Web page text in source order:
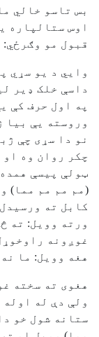
بس تاسو خالي
اوس ستالپاره
قبول مو وګرځي:
وايي د یو سړي
داسې خلک ډیر
په اول حرف کې
وروسته یې بیا
نو دا سړی چې
چکر روان وه او
ټولې پیسې
(مم مم مم مما)
کابل ته
ورته وویل: ته
غوږونه
هغه وویل: ما
هغوی ته سخته
ولې دې له
ستانه شول خو